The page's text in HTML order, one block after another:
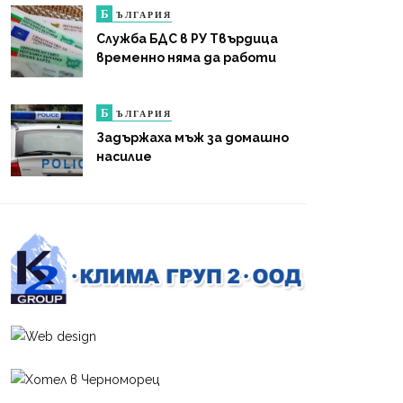
Б ЪЛГАРИЯ
Служба БДС в РУ Твърдица
временно няма да работи
Б ЪЛГАРИЯ
Задържаха мъж за домашно
насилие